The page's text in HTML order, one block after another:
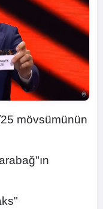
mövsümünün